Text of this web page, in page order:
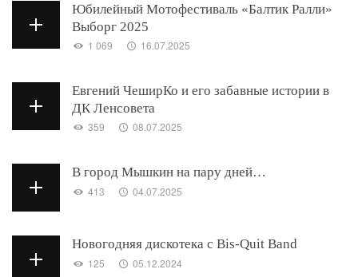
Юбилейный Мотофестиваль «Балтик Ралли»
Выборг 2025
1 069 16.07.2025
Евгений ЧеширКо и его забавные истории в
ДК Ленсовета
359 08.07.2025
В город Мышкин на пару дней…
413 04.07.2025
Новогодняя дискотека с Bis-Quit Band
125 05.12.2024